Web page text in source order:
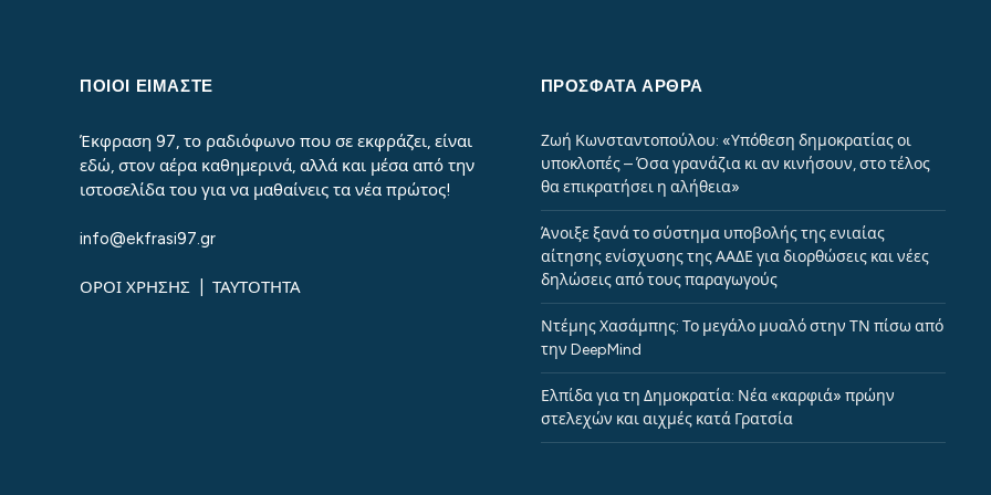
ΠΟΙΟΙ ΕΙΜΑΣΤΕ
Έκφραση 97, το ραδιόφωνο που σε εκφράζει, είναι
εδώ, στον αέρα καθημερινά, αλλά και μέσα από την
ιστοσελίδα του για να μαθαίνεις τα νέα πρώτος!
info@ekfrasi97.gr
ΟΡΟΙ ΧΡΗΣΗΣ ΤΑΥΤΟΤΗΤΑ
ΠΡΌΣΦΑΤΑ ΆΡΘΡΑ
Ζωή Κωνσταντοπούλου: «Υπόθεση δημοκρατίας οι
υποκλοπές – Όσα γρανάζια κι αν κινήσουν, στο τέλος
θα επικρατήσει η αλήθεια»
Άνοιξε ξανά το σύστημα υποβολής της ενιαίας
αίτησης ενίσχυσης της ΑΑΔΕ για διορθώσεις και νέες
δηλώσεις από τους παραγωγούς
Ντέμης Χασάμπης: Το μεγάλο μυαλό στην ΤΝ πίσω από
την DeepMind
Ελπίδα για τη Δημοκρατία: Νέα «καρφιά» πρώην
στελεχών και αιχμές κατά Γρατσία